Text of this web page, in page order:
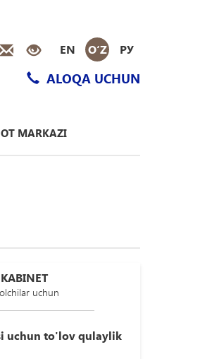
EN O‘Z РУ
ALOQA UCHUN
MARKAZI
uchun
uchun to'lov qulaylik